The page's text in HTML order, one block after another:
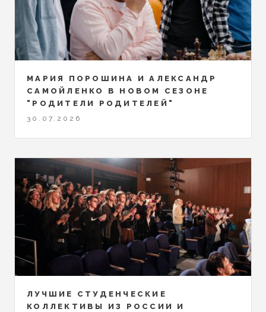
МАРИЯ ПОРОШИНА И АЛЕКСАНДР
САМОЙЛЕНКО В НОВОМ СЕЗОНЕ
"РОДИТЕЛИ РОДИТЕЛЕЙ"
30.07.2026
ЛУЧШИЕ СТУДЕНЧЕСКИЕ
КОЛЛЕКТИВЫ ИЗ РОССИИ И